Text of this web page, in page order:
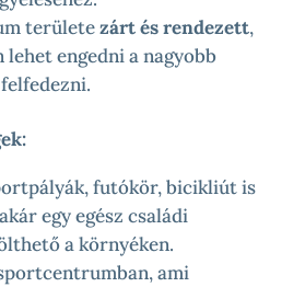
területezárt és rendezett,
lehet engedni a nagyobb
futókör, bicikliút is
egy egész családi
a környéken.
ami